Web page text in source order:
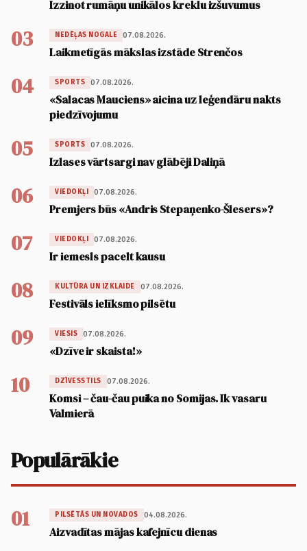
Izzinot rumāņu unikālos kreklu izšuvumus
03 NEDĒĻAS NOGALE 07.08.2026.
Laikmetīgās mākslas izstāde Strenčos
04 SPORTS 07.08.2026.
«Salacas Mauciens» aicina uz leģendāru nakts
piedzīvojumu
05 SPORTS 07.08.2026.
Izlases vārtsargi nav glābēji Daliņā
06 VIEDOKĻI 07.08.2026.
Premjers būs «Andris Stepaņenko-Šlesers»?
07 VIEDOKĻI 07.08.2026.
Ir iemesls pacelt kausu
08 KULTŪRA UN IZKLAIDE 07.08.2026.
Festivāls ielīksmo pilsētu
09 VIESIS 07.08.2026.
«Dzīve ir skaista!»
10 DZĪVESSTILS 07.08.2026.
Komsi – čau-čau puika no Somijas. Ik vasaru
Valmierā
Populārākie
01 PILSĒTĀS UN NOVADOS 04.08.2026.
Aizvadītas mājas kafejnīcu dienas